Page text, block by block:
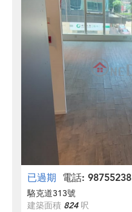
已過期 電話: 98755238
駱克道313號
建築面積 824呎